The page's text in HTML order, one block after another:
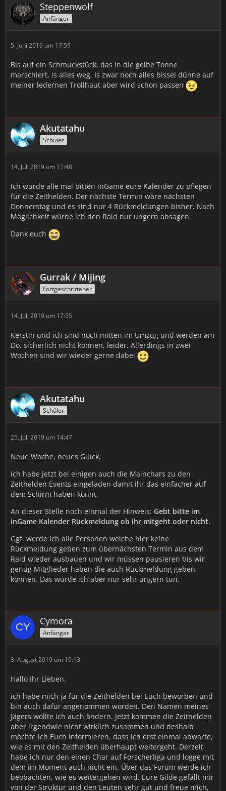
Steppenwolf
Anfänger
5. Juni 2019 um 17:59
Bis auf ein Schmuckstück, das in die gelbe Tonne
marschiert, is alles weg. Is zwar noch alles bissel dünne auf
meiner ledernen Trollhaut aber wird schon passen
Akutatahu
Schüler
14. Juli 2019 um 17:48
Ich würde alle mal bitten inGame eure Kalender zu pflegen
für die Zeithelden. Der nächste Termin wäre nächsten
Donnerstag und es sind nur 4 Rückmeldungen bisher. Nach
Möglichkeit würde ich den Raid nur ungern absagen.
Dank euch
Gurrak / Mijing
Fortgeschrittener
14. Juli 2019 um 17:55
Kerstin und ich sind noch mitten im Umzug und werden am
Do. sicherlich nicht können, leider. Allerdings in zwei
Wochen sind wir wieder gerne dabei
Akutatahu
Schüler
25. Juli 2019 um 14:47
Neue Woche, neues Glück.
Ich habe jetzt bei einigen auch die Mainchars zu den
Zeithelden Events eingeladen damit ihr das einfacher auf
dem Schirm haben könnt.
An dieser Stelle noch einmal der Hinweis: Gebt bitte im
inGame Kalender Rückmeldung ob ihr mitgeht oder nicht.
Ggf. werde ich alle Personen welche hier keine
Rückmeldung geben zum übernächsten Termin aus dem
Raid wieder ausbauen und wir müssen pausieren bis wir
genug Mitglieder haben die auch Rückmeldung geben
können. Das würde ich aber nur sehr ungern tun.
Cymora
Anfänger
3. August 2019 um 19:13
Hallo Ihr Lieben,
ich habe mich ja für die Zeithelden bei Euch beworben und
bin auch dafür angenommen worden. Den Namen meines
Jägers wollte ich auch ändern. Jetzt kommen die Zeithelden
aber irgendwie nicht wirklich zusammen und deshalb
möchte ich Euch informieren, dass ich erst einmal abwarte,
wie es mit den Zeithelden überhaupt weitergeht. Derzeit
habe ich nur den einen Char auf Forscherliga und logge mit
dem im Moment auch nicht ein. Über das Forum werde ich
beobachten, wie es weitergehen wird. Eure Gilde gefällt mir
von der Struktur und den Leuten sehr gut und freue mich,